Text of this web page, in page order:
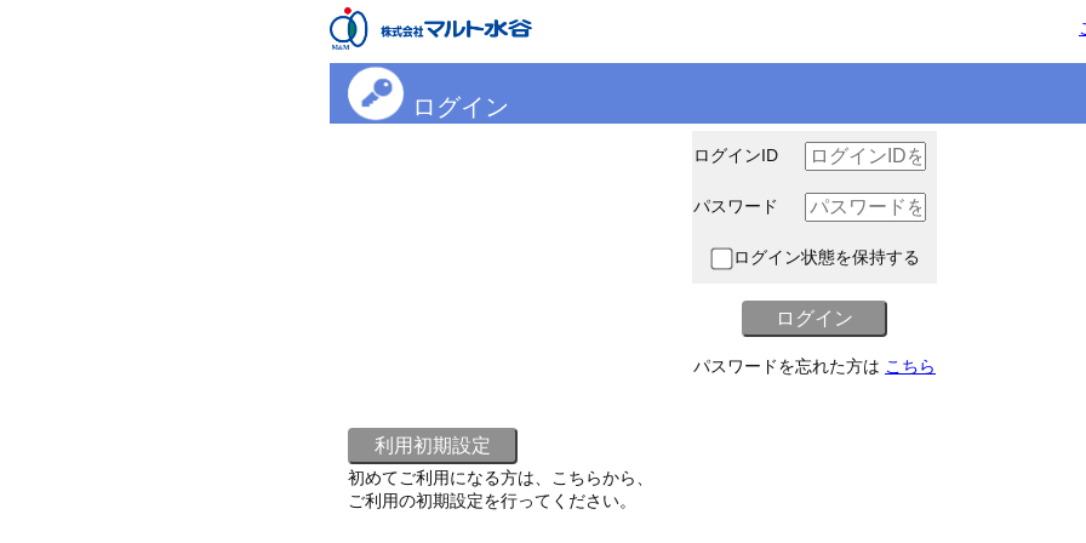
ログイン
ログインID
パスワード
ログイン状態を保持する
パスワードを忘れた方は こちら
初めてご利用になる方は、こちらから、
ご利用の初期設定を行ってください。